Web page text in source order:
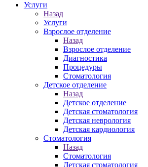
Услуги
Назад
Услуги
Взрослое отделение
Назад
Взрослое отделение
Диагностика
Процедуры
Стоматология
Детское отделение
Назад
Детское отделение
Детская стоматология
Детская неврология
Детская кардиология
Стоматология
Назад
Стоматология
Детская стоматология